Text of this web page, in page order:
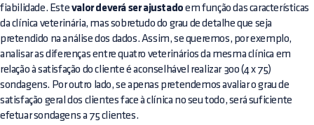
fiabilidade. Este valor deverá ser ajustado em função das características
da clínica veterinária, mas sobretudo do grau de detalhe que seja
pretendido na análise dos dados. Assim, se queremos, por exemplo,
analisar as diferenças entre quatro veterinários da mesma clínica em
relação à satisfação do cliente é aconselhável realizar 300 (4 x 75)
sondagens. Por outro lado, se apenas pretendemos avaliar o grau de
satisfação geral dos clientes face à clínica no seu todo, será suficiente
efetuar sondagens a 75 clientes.